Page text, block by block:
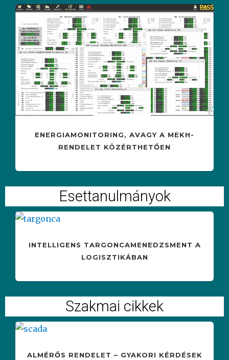
ENERGIAMONITORING, AVAGY A MEKH-
RENDELET KÖZÉRTHETŐEN
Esettanulmányok
INTELLIGENS TARGONCAMENEDZSMENT A
LOGISZTIKÁBAN
Szakmai cikkek
ALMÉRŐS RENDELET – GYAKORI KÉRDÉSEK